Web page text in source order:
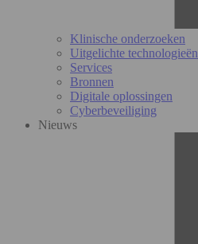
Klinische onderzoeken
Uitgelichte technologieën
Services
Bronnen
Digitale oplossingen
Cyberbeveiliging
Nieuws